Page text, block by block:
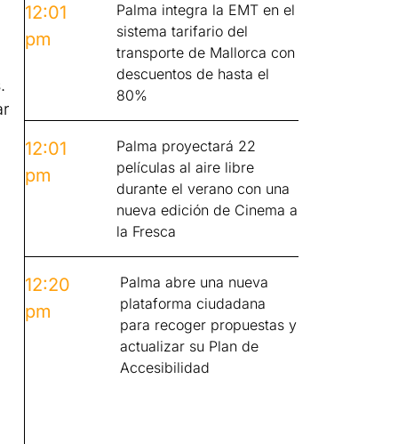
12:01
pm
Palma integra la EMT en el
sistema tarifario del
transporte de Mallorca con
descuentos de hasta el
80%
12:01
pm
Palma proyectará 22
películas al aire libre
durante el verano con una
nueva edición de Cinema a
la Fresca
12:20
pm
Palma abre una nueva
plataforma ciudadana
para recoger propuestas y
actualizar su Plan de
Accesibilidad